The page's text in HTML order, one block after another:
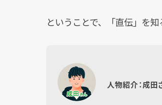
ということで、「直伝」を
人物紹介：成田